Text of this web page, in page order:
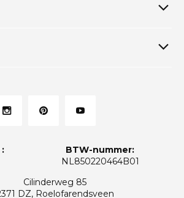
Cilinderweg 85
DZ, Roelofarendsveen
BTW-nummer:
NL850220464B01